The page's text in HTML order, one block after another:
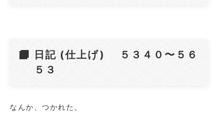
日記 (仕上げ) ５３４０ 〜５６
５３
なんか、つかれた。